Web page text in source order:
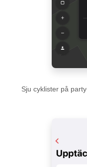
Sju cyklister på